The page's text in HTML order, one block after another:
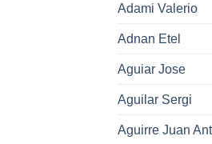
Adami Valerio
Adnan Etel
Aguiar Jose
Aguilar Sergi
Aguirre Juan